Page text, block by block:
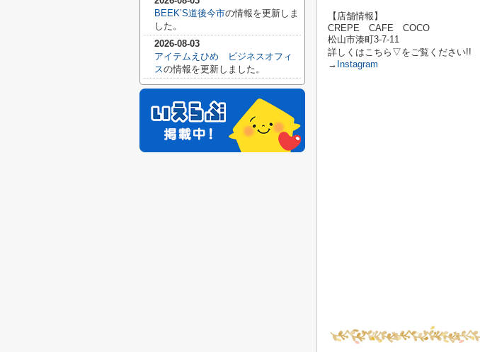
【店舗情報】
CREPE CAFE COCO
松山市湊町3-7-11
詳しくはこちら▽をご覧ください!!
→ Instagram
BEEK’S道後今市の情報を更新しま
した。
2026-08-03
アイテムえひめ ビジネスオフィ
スの情報を更新しました。